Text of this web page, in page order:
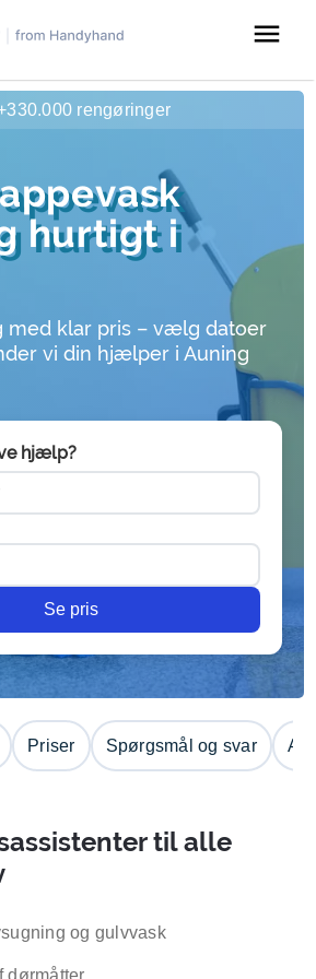
menu
hurtigt i
med klar pris – vælg datoer
vi din hjælper i Auning
hjælp?
Se pris
Priser Spørgsmål og svar
til alle
og gulvvask
dørmåtter
rengøringer